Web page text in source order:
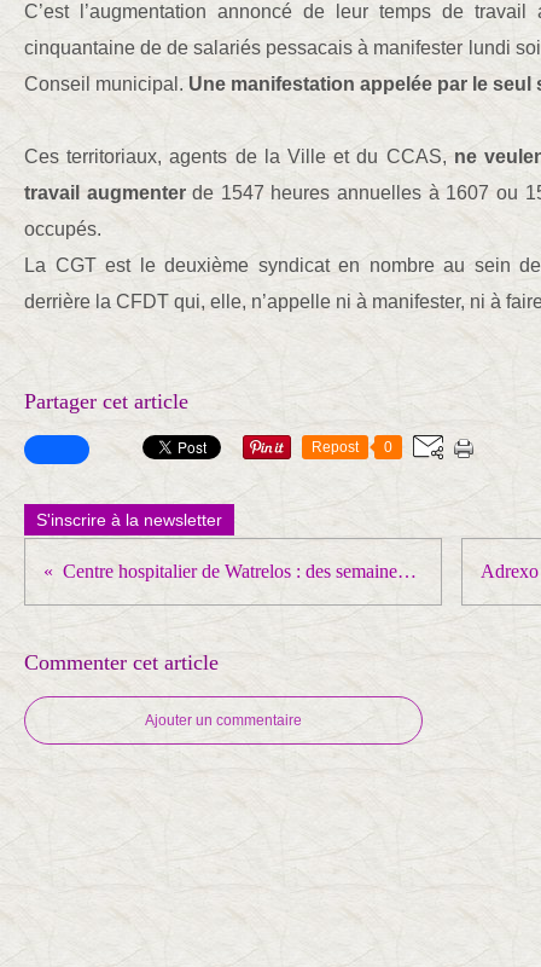
C’est l’augmentation annoncé de leur temps de
cinquantaine de de salariés pessacais à manifester lundi
Conseil municipal. Une manifestation appelée par le seul
Ces territoriaux, agents de la Ville et du CCAS, ne
travail augmenterde 1547 heures annuelles à 1607 ou
occupés.
La CGT est le deuxième syndicat en nombre au sein
derrière la CFDT qui, elle, n’appelle ni à manifester, ni à
Partager cet article
Repost 0
S'inscrire à la newsletter
Centre hospitalier de Watrelos : des semaines de lutte débouchent là aussi sur des résultats notables en matière d'emploi notamment !
Commenter cet article
Ajouter un commentaire